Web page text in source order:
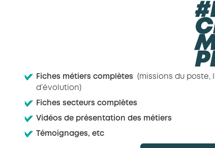
Fiches métiers complètes
(missions du
d’évolution)
Fiches secteurs complètes
Vidéos de présentation des métiers
Témoignages, etc